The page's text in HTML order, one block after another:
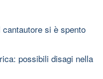
si è spento
possibili disagi nella